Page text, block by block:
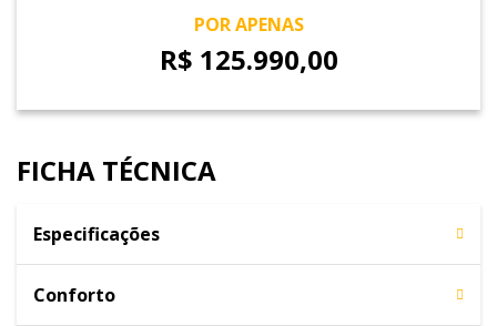
POR APENAS
R$ 125.990,00
FICHA TÉCNICA
Especificações
Conforto